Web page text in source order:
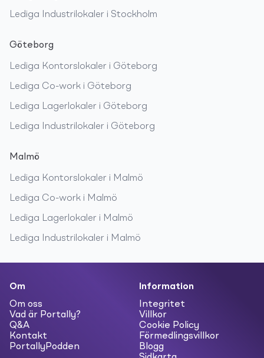
Lediga Industrilokaler i Stockholm
Göteborg
Lediga Kontorslokaler i Göteborg
Lediga Co-work i Göteborg
Lediga Lagerlokaler i Göteborg
Lediga Industrilokaler i Göteborg
Malmö
Lediga Kontorslokaler i Malmö
Lediga Co-work i Malmö
Lediga Lagerlokaler i Malmö
Lediga Industrilokaler i Malmö
Om
Om oss
Vad är Portally?
Q&A
Kontakt
PortallyPodden
Information
Integritet
Villkor
Cookie Policy
Förmedlingsvillkor
Blogg